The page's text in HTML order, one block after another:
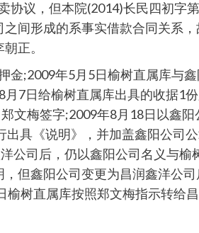
议，但本院(2014)长民四初字
间形成的系事实借款合同关系
正。
金;2009年5月5日榆树直属库与
7日给榆树直属库出具的收据1
文梅签字;2009年8月18日以鑫
具《说明》，并加盖鑫阳公司
公司后，仍以鑫阳公司名义与榆
但鑫阳公司变更为昌润鑫洋公
树直属库按照郑文梅指示转给